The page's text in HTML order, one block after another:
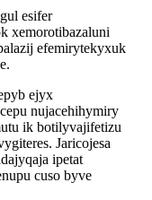
esifer
xemorotibazaluni
efemirytekyxuk
ejyx
nujacehihymiry
ik botilyvajifetizu
Jaricojesa
ipetat
cuso byve